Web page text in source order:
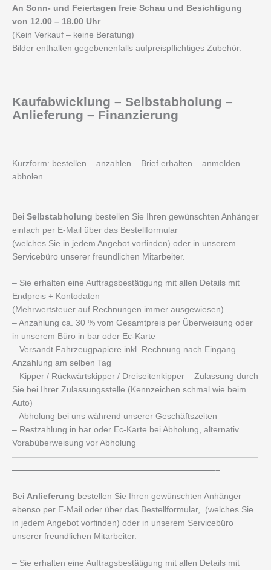
An Sonn- und Feiertagen freie Schau und Besichtigung
von 12.00 – 18.00 Uhr
(Kein Verkauf – keine Beratung)
Bilder enthalten gegebenenfalls aufpreispflichtiges Zubehör.
Kaufabwicklung – Selbstabholung –
Anlieferung – Finanzierung
Kurzform: bestellen – anzahlen – Brief erhalten – anmelden –
abholen
Bei Selbstabholung bestellen Sie Ihren gewünschten Anhänger
einfach per E-Mail über das Bestellformular
(welches Sie in jedem Angebot vorfinden) oder in unserem
Servicebüro unserer freundlichen Mitarbeiter.
– Sie erhalten eine Auftragsbestätigung mit allen Details mit
Endpreis + Kontodaten
(Mehrwertsteuer auf Rechnungen immer ausgewiesen)
– Anzahlung ca. 30 % vom Gesamtpreis per Überweisung oder
in unserem Büro in bar oder Ec-Karte
– Versandt Fahrzeugpapiere inkl. Rechnung nach Eingang
Anzahlung am selben Tag
– Kipper / Rückwärtskipper / Dreiseitenkipper – Zulassung durch
Sie bei Ihrer Zulassungsstelle (Kennzeichen schmal wie beim
Auto)
– Abholung bei uns während unserer Geschäftszeiten
– Restzahlung in bar oder Ec-Karte bei Abholung, alternativ
Vorabüberweisung vor Abholung
—————————————————————————————
————————————————————————–
Bei Anlieferung bestellen Sie Ihren gewünschten Anhänger
ebenso per E-Mail oder über das Bestellformular, (welches Sie
in jedem Angebot vorfinden) oder in unserem Servicebüro
unserer freundlichen Mitarbeiter.
– Sie erhalten eine Auftragsbestätigung mit allen Details mit